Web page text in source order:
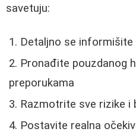
savetuju:
Detaljno se informišite
Pronađite pouzdanog
preporukama
Razmotrite sve rizike i
Postavite realna